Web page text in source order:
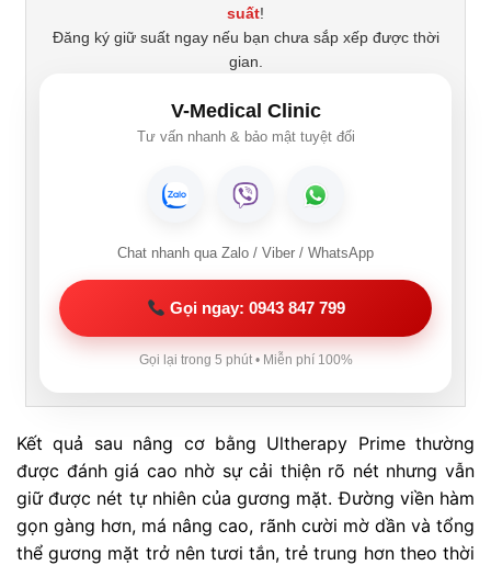
suất!
Đăng ký giữ suất ngay nếu bạn chưa sắp xếp được thời
gian.
V-Medical Clinic
Tư vấn nhanh & bảo mật tuyệt đối
Chat nhanh qua Zalo / Viber / WhatsApp
Gọi ngay: 0943 847 799
Gọi lại trong 5 phút • Miễn phí 100%
Kết quả sau nâng cơ bằng Ultherapy Prime thường
được đánh giá cao nhờ sự cải thiện rõ nét nhưng vẫn
giữ được nét tự nhiên của gương mặt. Đường viền hàm
gọn gàng hơn, má nâng cao, rãnh cười mờ dần và tổng
thể gương mặt trở nên tươi tắn, trẻ trung hơn theo thời